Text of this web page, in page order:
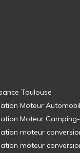
Toulouse
Moteur
Moteur
moteur
moteur